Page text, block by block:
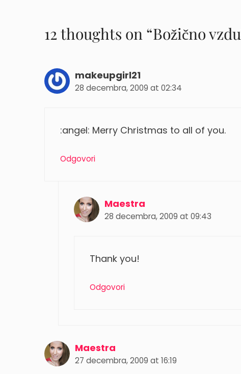
12 thoughts on “Božično
makeupgirl21
28 decembra, 2009 at 02:34
:angel: Merry Christmas to all of you.
Odgovori
Maestra
28 decembra, 2009 at 09:43
Thank you!
Odgovori
Maestra
27 decembra, 2009 at 16:19